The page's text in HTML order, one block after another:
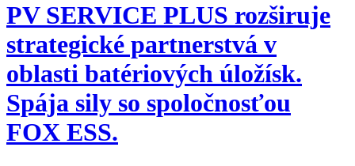
PV SERVICE PLUS rozširuje
strategické partnerstvá v
oblasti batériových úložísk.
Spája sily so spoločnosťou
FOX ESS.